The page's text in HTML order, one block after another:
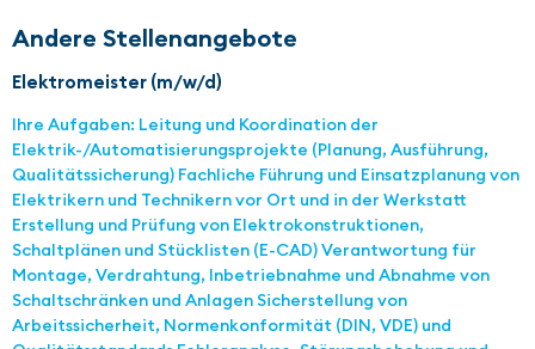
Andere Stellenangebote
Elektromeister (m/w/d)
Ihre Aufgaben: Leitung und Koordination der
Elektrik-/Automatisierungsprojekte (Planung, Ausführung,
Qualitätssicherung) Fachliche Führung und Einsatzplanung von
Elektrikern und Technikern vor Ort und in der Werkstatt
Erstellung und Prüfung von Elektrokonstruktionen,
Schaltplänen und Stücklisten (E-CAD) Verantwortung für
Montage, Verdrahtung, Inbetriebnahme und Abnahme von
Schaltschränken und Anlagen Sicherstellung von
Arbeitssicherheit, Normenkonformität (DIN, VDE) und